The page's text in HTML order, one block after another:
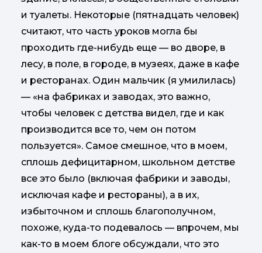
и туалеты. Некоторые (пятнадцать человек)
считают, что часть уроков могла бы
проходить где-нибудь еще — во дворе, в
лесу, в поле, в городе, в музеях, даже в кафе
и ресторанах. Один мальчик (я умилилась)
— «на фабриках и заводах, это важно,
чтобы человек с детства видел, где и как
производится все то, чем он потом
пользуется». Самое смешное, что в моем,
сплошь дефицитарном, школьном детстве
все это было (включая фабрики и заводы,
исключая кафе и рестораны), а в их,
избыточном и сплошь благополучном,
похоже, куда-то подевалось — впрочем, мы
как-то в моем блоге обсуждали, что это